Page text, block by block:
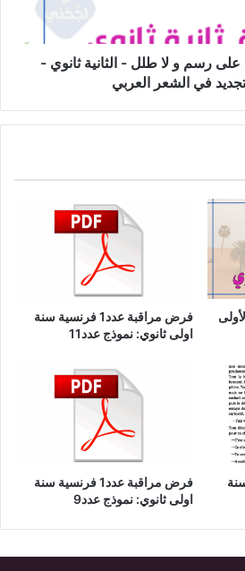
رسم و لا طلل - الثانية ثانوي -
في الشعر العربي
فرض مراقبة عدد1 فرنسية سنة
اولى ثانوي: نموذج عدد11
سنة
فرض مراقبة عدد1 فرنسية سنة
اولى ثانوي: نموذج عدد9